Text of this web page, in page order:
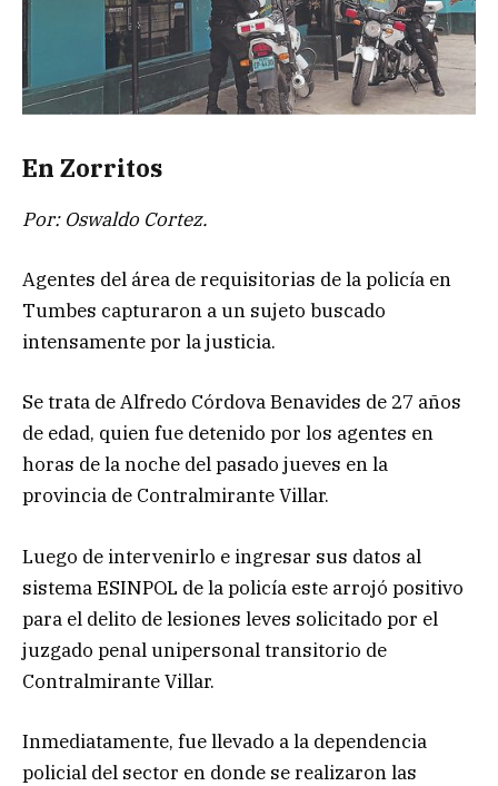
En Zorritos
Por: Oswaldo Cortez.
Agentes del área de requisitorias de la policía en
Tumbes capturaron a un sujeto buscado
intensamente por la justicia.
Se trata de Alfredo Córdova Benavides de 27 años
de edad, quien fue detenido por los agentes en
horas de la noche del pasado jueves en la
provincia de Contralmirante Villar.
Luego de intervenirlo e ingresar sus datos al
sistema ESINPOL de la policía este arrojó positivo
para el delito de lesiones leves solicitado por el
juzgado penal unipersonal transitorio de
Contralmirante Villar.
Inmediatamente, fue llevado a la dependencia
policial del sector en donde se realizaron las